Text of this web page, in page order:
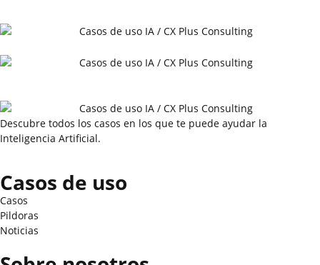
Descubre todos los casos en los que te puede ayudar la
Inteligencia Artificial.
Casos de uso
Casos
Pildoras
Noticias